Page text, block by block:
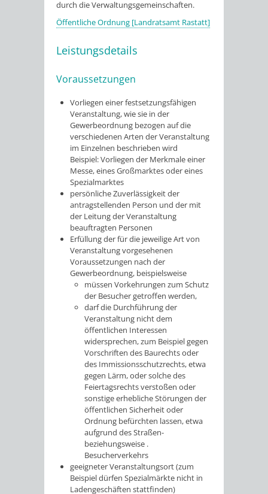
durch die Verwaltungsgemeinschaften.
Öffentliche Ordnung [Landratsamt Rastatt]
Leistungsdetails
Voraussetzungen
Vorliegen einer festsetzungsfähigen
Veranstaltung, wie sie in der
Gewerbeordnung bezogen auf die
verschiedenen Arten der Veranstaltung
im Einzelnen beschrieben wird
Beispiel: Vorliegen der Merkmale einer
Messe, eines Großmarktes oder eines
Spezialmarktes
persönliche Zuverlässigkeit der
antragstellenden Person und der mit
der Leitung der Veranstaltung
beauftragten Personen
Erfüllung der für die jeweilige Art von
Veranstaltung vorgesehenen
Voraussetzungen nach der
Gewerbeordnung, beispielsweise
müssen Vorkehrungen zum Schutz
der Besucher getroffen werden,
darf die Durchführung der
Veranstaltung nicht dem
öffentlichen Interessen
widersprechen, zum Beispiel gegen
Vorschriften des Baurechts oder
des Immissionsschutzrechts, etwa
gegen Lärm, oder solche des
Feiertagsrechts verstoßen oder
sonstige erhebliche Störungen der
öffentlichen Sicherheit oder
Ordnung befürchten lassen, etwa
aufgrund des Straßen-
beziehungsweise .
Besucherverkehrs
geeigneter Veranstaltungsort (zum
Beispiel dürfen Spezialmärkte nicht in
Ladengeschäften stattfinden)